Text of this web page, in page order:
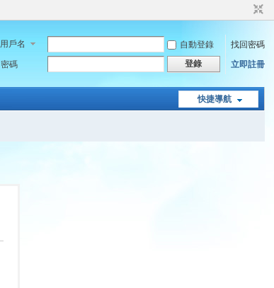
用戶名 自動登錄
找回密碼
密碼
登錄 立即註冊
快捷導航